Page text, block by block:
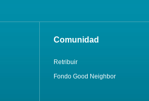
Comunidad
Retribuir
Fondo Good Neighbor